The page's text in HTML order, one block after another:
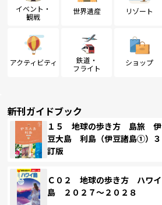
イベント・
観戦
世界遺産 リゾート
アクティビティ
鉄道・
フライト
ショップ
新刊ガイドブック
１５ 地球の歩き方 島旅 伊
豆大島 利島（伊豆諸島①）３
訂版
Ｃ０２ 地球の歩き方 ハワイ
島 ２０２７～２０２８